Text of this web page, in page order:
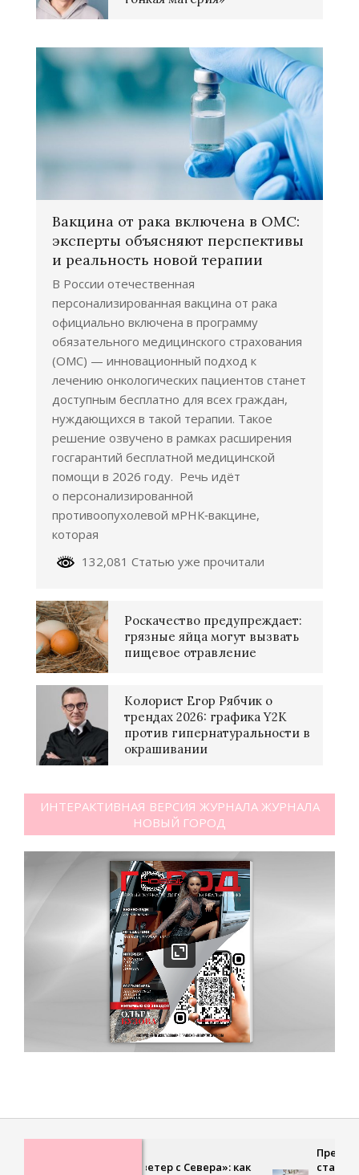
Вакцина от рака включена в ОМС:
эксперты объясняют перспективы
и реальность новой терапии
В России отечественная
персонализированная вакцина от рака
официально включена в программу
обязательного медицинского страхования
(ОМС) — инновационный подход к
лечению онкологических пациентов станет
доступным бесплатно для всех граждан,
нуждающихся в такой терапии. Такое
решение озвучено в рамках расширения
госгарантий бесплатной медицинской
помощи в 2026 году. Речь идёт
о персонализированной
противоопухолевой мРНК‑вакцине,
которая
132,081 Статью уже прочитали
Роскачество предупреждает:
грязные яйца могут вызвать
пищевое отравление
Колорист Егор Рябчик о
трендах 2026: графика Y2K
против гипернатуральности в
окрашивании
ИНТЕРАКТИВНАЯ ВЕРСИЯ ЖУРНАЛА ЖУРНАЛА
НОВЫЙ ГОРОД
«Тёплый ветер с Севера»: как
Премьера, где
становится